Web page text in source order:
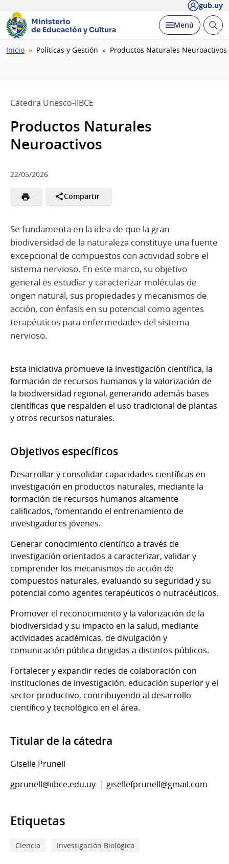
gub.uy
Ministerio
de Educación y Cultura
Desplegar
Menú Abrir
Ruta
Inicio Políticas y Gestión Productos Naturales Neuroactivos
Cátedra Unesco-IIBCE
Productos Naturales
Neuroactivos
22/05/2026
Compartir
Se fundamenta en la idea de que la gran
biodiversidad de la naturaleza constituye una fuente
excepcional de compuestos con actividad sobre el
sistema nervioso. En este marco, su objetivo
general es estudiar y caracterizar moléculas de
origen natural, sus propiedades y mecanismos de
acción, con énfasis en su potencial como agentes
terapéuticos para enfermedades del sistema
nervioso.
Esta iniciativa promueve la investigación científica, la
formación de recursos humanos y la valorización de
la biodiversidad regional, generando además bases
científicas que respalden el uso tradicional de plantas
y otros recursos naturales.
Objetivos específicos
Desarrollar y consolidar capacidades científicas en
investigación en productos naturales, mediante la
formación de recursos humanos altamente
calificados, fomentando el entrenamiento de
investigadores jóvenes.
Generar conocimiento científico a través de
investigación orientados a caracterizar, validar y
comprender los mecanismos de acción de
compuestos naturales, evaluando su seguridad y su
potencial como agentes terapéuticos o nutracéuticos.
Promover el reconocimiento y la valorización de la
biodiversidad y su impacto en la salud, mediante
actividades académicas, de divulgación y
comunicación pública dirigidas a distintos públicos.
Fortalecer y expandir redes de colaboración con
instituciones de investigación, educación superior y el
sector productivo, contribuyendo al desarrollo
científico y tecnológico en el área.
Titular de la cátedra
Giselle Prunell
gprunell@iibce.edu.uy | gisellefprunell@gmail.com
Etiquetas
Ciencia Investigación Biológica